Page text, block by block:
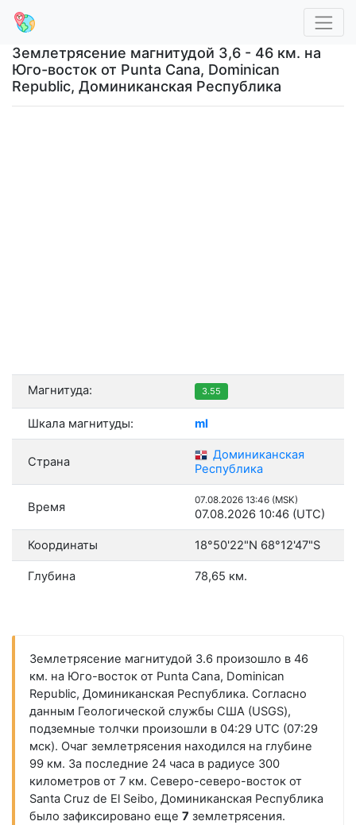
Землетрясение магнитудой 3,6 - 46 км. на
Юго-восток от Punta Cana, Dominican
Republic, Доминиканская Республика
Магнитуда: 3.55
Шкала магнитуды: ml
Страна
Доминиканская
Республика
Время 07.08.2026 13:46 (MSK)
07.08.2026 10:46 (UTC)
Координаты 18°50'22"N 68°12'47"S
Глубина 78,65 км.
Землетрясение магнитудой 3.6 произошло в 46
км. на Юго-восток от Punta Cana, Dominican
Republic, Доминиканская Республика. Согласно
данным Геологической службы США (USGS),
подземные толчки произошли в 04:29 UTC (07:29
мск). Очаг землетрясения находился на глубине
99 км. За последние 24 часа в радиусе 300
километров от 7 км. Северо-северо-восток от
Santa Cruz de El Seibo, Доминиканская Республика
было зафиксировано еще 7 землетрясения.